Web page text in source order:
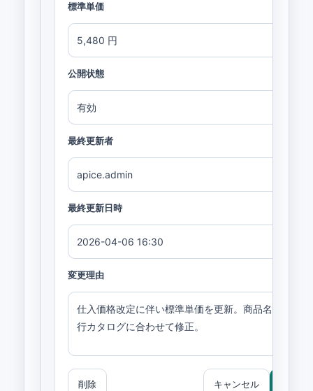
標準単価
5,480 円
公開状態
有効
最終更新者
apice.admin
最終更新日時
2026-04-06 16:30
変更理由
仕入価格改定に伴い標準単価を更新。商品名表記を現
行カタログに合わせて修正。
削除 キャンセル